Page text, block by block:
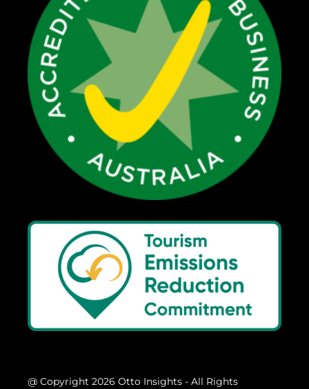
@ Copyright 2026 Otto Insights - All Rights